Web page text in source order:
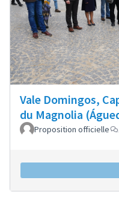
Vale Domingos,
du Magnolia
Proposition officielle